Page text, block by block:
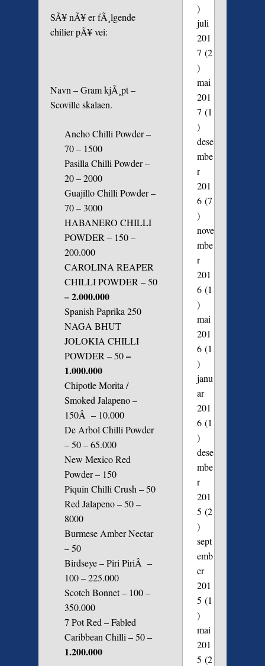
SÃ¥ nÃ¥ er fÃ¸lgende
chilier pÃ¥ vei:
Navn – Gram kjÃ¸pt –
Scoville skalaen.
Ancho Chilli Powder –
70 – 1500
Pasilla Chilli Powder –
20 – 2000
Guajillo Chilli Powder –
70 – 3000
HABANERO CHILLI
POWDER – 150 –
200.000
CAROLINA REAPER
CHILLI POWDER – 50
– 2.000.000
Spanish Paprika 250
NAGA BHUT
JOLOKIA CHILLI
POWDER – 50–
1.000.000
Chipotle Morita /
Smoked Jalapeno –
150Â – 10.000
De Arbol Chilli Powder
– 50 – 65.000
New Mexico Red
Powder – 150
Piquin Chilli Crush – 50
Red Jalapeno – 50 –
8000
Burmese Amber Nectar
– 50
Birdseye – Piri PiriÂ –
100 – 225.000
Scotch Bonnet – 100 –
350.000
7 Pot Red – Fabled
Caribbean Chilli – 50 –
1.200.000
)
juli
201
7 (2
)
mai
201
7 (1
)
dese
mbe
r
201
6(7
)
nove
mbe
r
201
6(1
)
mai
201
6(1
)
janu
ar
201
6(1
)
dese
mbe
r
201
5 (2
)
sept
emb
er
201
5 (1
)
mai
201
5 (2